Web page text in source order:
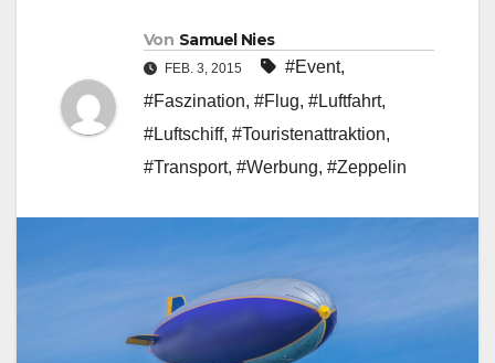
Von Samuel Nies
FEB. 3, 2015 #Event,
#Faszination, #Flug, #Luftfahrt,
#Luftschiff, #Touristenattraktion,
#Transport, #Werbung, #Zeppelin